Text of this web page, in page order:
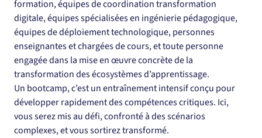
formation, équipes de coordination transformation
digitale, équipes spécialisées en ingénierie pédagogique,
équipes de déploiement technologique, personnes
enseignantes et chargées de cours, et toute personne
engagée dans la mise en œuvre concrète de la
transformation des écosystèmes d’apprentissage.
Un bootcamp, c’est un entraînement intensif conçu pour
développer rapidement des compétences critiques. Ici,
vous serez mis au défi, confronté à des scénarios
complexes, et vous sortirez transformé.